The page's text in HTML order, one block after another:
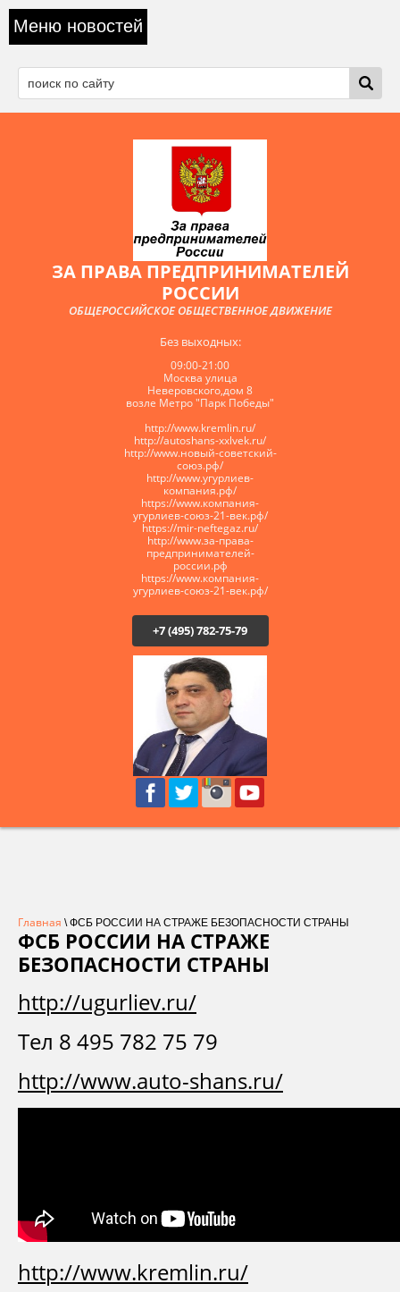
Меню новостей
ЗА ПРАВА ПРЕДПРИНИМАТЕЛЕЙ
РОССИИ
ОБЩЕРОССИЙСКОЕ ОБЩЕСТВЕННОЕ ДВИЖЕНИЕ
Без выходных:
09:00-21:00
Москва улица
Неверовского,дом 8
возле Метро "Парк Победы"
http://www.kremlin.ru/
http://autoshans-xxlvek.ru/
​http://www.новый-советский-
союз.рф/
http://www.угурлиев-
компания.рф/
https://www.компания-
угурлиев-союз-21-век.рф/
https://mir-neftegaz.ru/
http://www.за-права-
предпринимателей-
россии.рф
https://www.компания-
угурлиев-союз-21-век.рф/
+7 (495) 782-75-79
Главная \ ФСБ РОССИИ НА СТРАЖЕ БЕЗОПАСНОСТИ СТРАНЫ
ФСБ РОССИИ НА СТРАЖЕ
БЕЗОПАСНОСТИ СТРАНЫ
http://ugurliev.ru/
Тел 8 495 782 75 79
http://www.auto-shans.ru/
http://www.kremlin.ru/